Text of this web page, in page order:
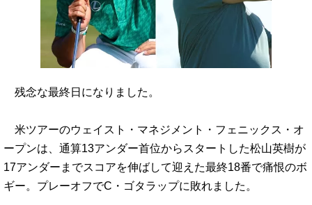
残念な最終日になりました。
米ツアーのウェイスト・マネジメント・フェニックス・オ
ープンは、通算13アンダー首位からスタートした松山英樹が
17アンダーまでスコアを伸ばして迎えた最終18番で痛恨のボ
ギー。プレーオフでC・ゴタラップに敗れました。